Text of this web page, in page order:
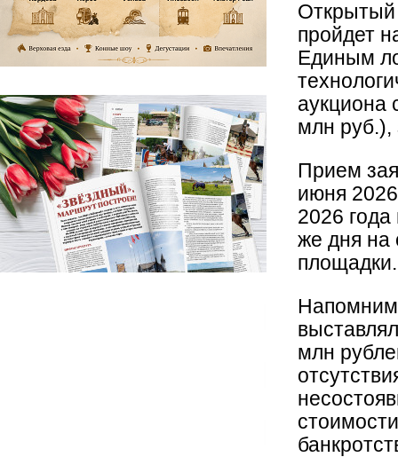
Открытый
пройдет
Единым
аукциона
млн руб.),
Прием
июня
2026 года
же дня на
площадки.
млн